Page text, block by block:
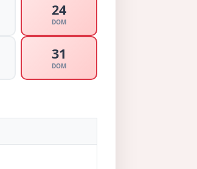
24
DOM
31
DOM